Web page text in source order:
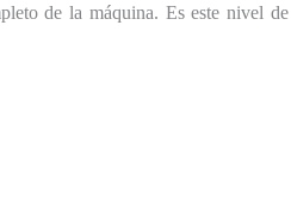
de la máquina. Es este nivel